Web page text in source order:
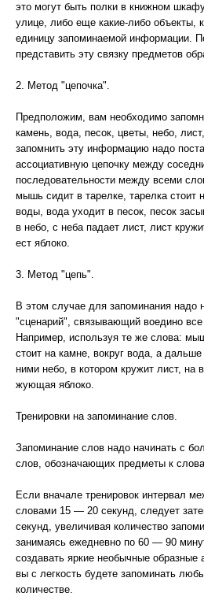
это могут быть полки в книжном
улице, либо еще какие-либо объекты,
единицу запоминаемой информации.
представить эту связку предметов
2. Метод "цепочка".
Предположим, вам необходимо
камень, вода, песок, цветы, небо,
запомнить эту информацию надо
ассоциативную цепочку между
последовательности между всеми
мышь сидит в тарелке, тарелка стоит
воды, вода уходит в песок, песок
в небо, с неба падает лист, лист
ест яблоко.
3. Метод "цепь".
В этом случае для запоминания надо
"сценарий", связывающий воедино все
Например, используя те же слова:
стоит на камне, вокруг вода, а
ними небо, в котором кружит лист, на
жующая яблоко.
Тренировки на запоминание слов.
Запоминание слов надо начинать с
слов, обозначающих предметы к
Если вначале тренировок интервал
словами 15 — 20 секунд, следует
секунд, увеличивая количество
занимаясь ежедневно по 60 — 90
создавать яркие необычные образные
вы с легкость будете запоминать
количестве.